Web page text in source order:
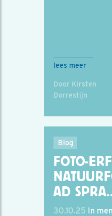
lees meer
Door Kirsten
Dorrestijn
Blog
FOTO-
AD
30.10.25 In